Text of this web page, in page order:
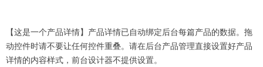
【这是一个产品详情】产品详情已自动绑定后台每篇产品的数据。拖
动控件时请不要让任何控件重叠。请在后台产品管理直接设置好产品
详情的内容样式，前台设计器不提供设置。